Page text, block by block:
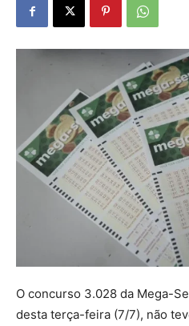
O concurso 3.028 da Mega-
desta terça-feira (7/7), não